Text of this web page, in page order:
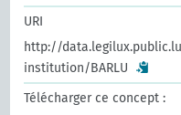
URI
http://
institution/BARLU
Télécharger ce concept :